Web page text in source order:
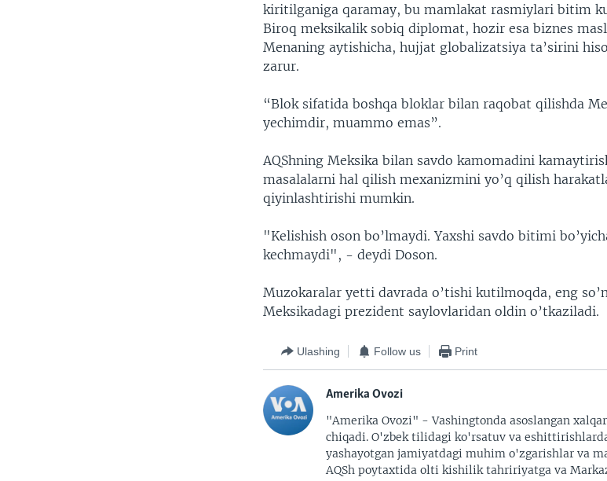
kiritilganiga qaramay, bu mamlakat rasmiylari bitim
Biroq meksikalik sobiq diplomat, hozir esa biznes
Menaning aytishicha, hujjat globalizatsiya ta’sirini
zarur.
“Blok sifatida boshqa bloklar bilan raqobat qilishda
yechimdir, muammo emas”.
AQShning Meksika bilan savdo kamomadini
masalalarni hal qilish mexanizmini yo’q qilish
qiyinlashtirishi mumkin.
"Kelishish oson bo’lmaydi. Yaxshi savdo bitimi
kechmaydi", - deydi Doson.
Muzokaralar yetti davrada o’tishi kutilmoqda, eng
Meksikadagi prezident saylovlaridan oldin o’tkaziladi.
Ulashing Follow us Print
Amerika Ovozi
"Amerika Ovozi" - Vashingtonda asoslangan
chiqadi. O'zbek tilidagi ko'rsatuv va
yashayotgan jamiyatdagi muhim o'zgarishlar va
AQSh poytaxtida olti kishilik tahririyatga va